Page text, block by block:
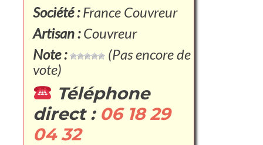
Société :France Couvreur
Artisan :Couvreur
Note :
(Pas encore de
vote)
Téléphone
direct : 06 18 29
04 32